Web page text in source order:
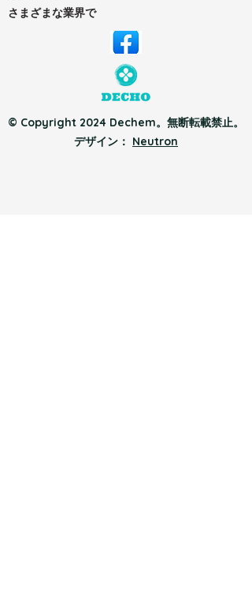
さまざまな業界で
© Copyright 2024 Dechem。無断転載禁止。
デザイン： Neutron